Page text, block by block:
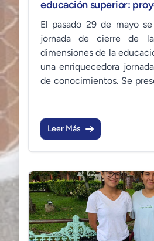
educación superior:
internacionalización.
El pasado 29 de mayo
jornada de cierre de
dimensiones de la
una enriquecedora
de conocimientos. Se
compromiso académico y
la institución.
Leer Más